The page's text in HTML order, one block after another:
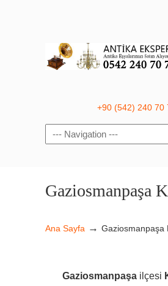
+90 (542) 240 70
Navigation
Gaziosmanpaşa
Ana Sayfa → Gaziosmanpaşa
Gaziosmanpaşa ilçesi